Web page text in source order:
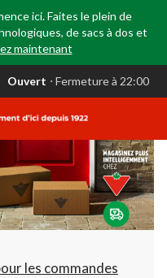
ici. Faites le plein de
de sacs à dos et
maintenant
Ouvert ⋅ Fermeture à 22:00
les commandes